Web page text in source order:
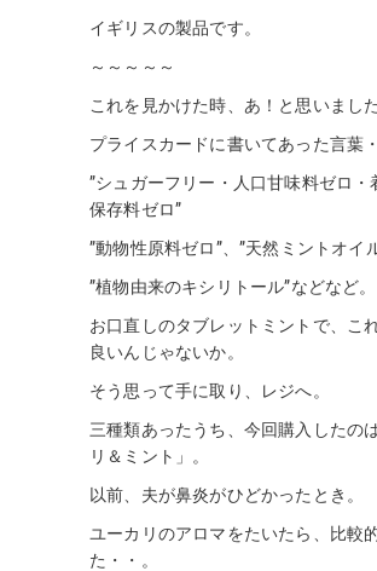
イギリスの製品です。
～～～～～
これを見かけた時、あ！と思いました
プライスカードに書いてあった言葉・
”シュガーフリー・人口甘味料ゼロ・
保存料ゼロ”
”動物性原料ゼロ”、”天然ミントオイル
”植物由来のキシリトール”などなど。
お口直しのタブレットミントで、こ
良いんじゃないか。
そう思って手に取り、レジへ。
三種類あったうち、今回購入したの
リ＆ミント」。
以前、夫が鼻炎がひどかったとき。
ユーカリのアロマをたいたら、比較
た・・。